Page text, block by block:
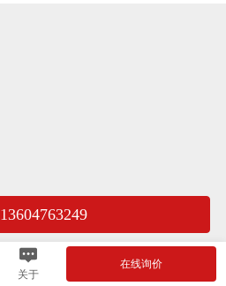
13604763249
关于
在线询价